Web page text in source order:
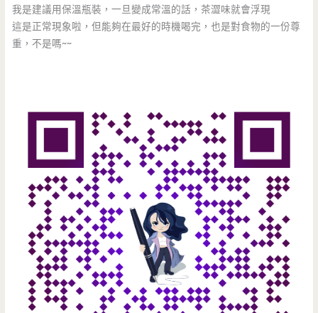
我是建議用保溫瓶裝，一旦變成常溫的話，茶澀味就會浮現
這是正常現象啦，但能夠在最好的時機喝完，也是對食物的一份尊
重，不是嗎~~